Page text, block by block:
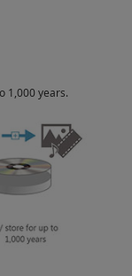
1,000 years.